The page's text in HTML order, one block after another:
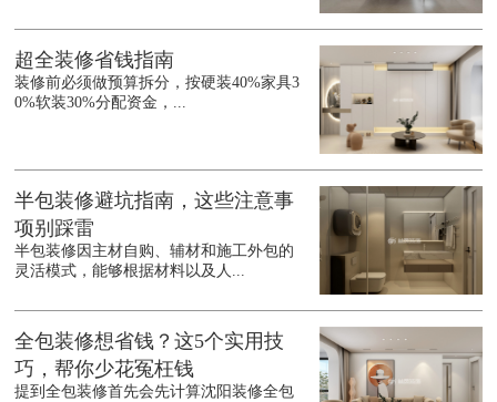
超全装修省钱指南
装修前必须做预算拆分，按硬装40%家具3
0%软装30%分配资金，...
半包装修避坑指南，这些注意事
项别踩雷
半包装修因主材自购、辅材和施工外包的
灵活模式，能够根据材料以及人...
全包装修想省钱？这5个实用技
巧，帮你少花冤枉钱
提到全包装修首先会先计算沈阳装修全包